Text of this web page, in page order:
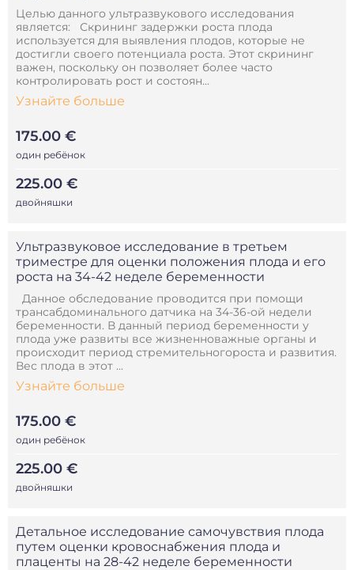
Целью данного ультразвукового исследования
является: Скрининг задержки роста плода
используется для выявления плодов, которые не
достигли своего потенциала роста. Этот скрининг
важен, поскольку он позволяет более часто
контролировать рост и состоян...
Узнайте больше
175.00 €
один ребёнок
225.00 €
двойняшки
Ультразвуковое исследование в третьем
триместре для оценки положения плода и его
роста на 34-42 неделе беременности
Данное обследование проводится при помощи
трансабдоминального датчика на 34-36-ой недели
беременности. В данный период беременности у
плода уже развиты все жизненноважные органы и
происходит период стремительногороста и развития.
Вес плода в этот ...
Узнайте больше
175.00 €
один ребёнок
225.00 €
двойняшки
Детальное исследование самочувствия плода
путем оценки кровоснабжения плода и
плаценты на 28-42 неделе беременности